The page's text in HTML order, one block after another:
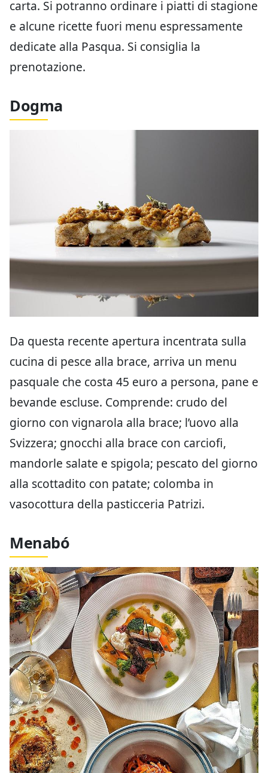
carta. Si potranno ordinare i piatti di stagione
e alcune ricette fuori menu espressamente
dedicate alla Pasqua. Si consiglia la
prenotazione.
Dogma
Da questa recente apertura incentrata sulla
cucina di pesce alla brace, arriva un menu
pasquale che costa 45 euro a persona, pane e
bevande escluse. Comprende: crudo del
giorno con vignarola alla brace; l’uovo alla
Svizzera; gnocchi alla brace con carciofi,
mandorle salate e spigola; pescato del giorno
alla scottadito con patate; colomba in
vasocottura della pasticceria Patrizi.
Menabó